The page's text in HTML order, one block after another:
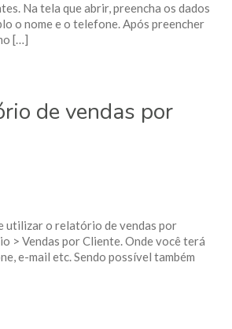
Na tela que abrir, preencha os dados
o nome e o telefone. Após preencher
[…]
de vendas por
utilizar o relatório de vendas por
> Vendas por Cliente. Onde você terá
e-mail etc. Sendo possível também